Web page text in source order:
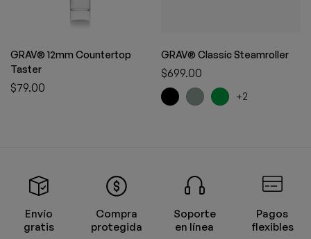
GRAV® 12mm Countertop
Taster
$79.00
GRAV® Classic Steamroller
$699.00
+2
Envío
gratis
Compra
protegida
Soporte
en línea
Pagos
flexibles